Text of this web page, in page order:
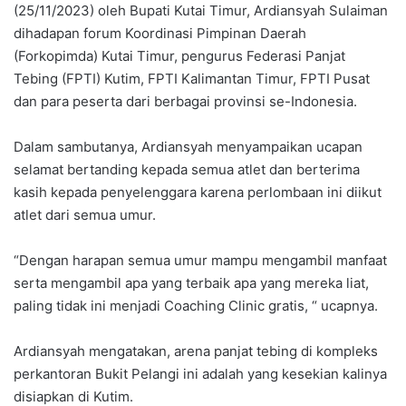
(25/11/2023) oleh Bupati Kutai Timur, Ardiansyah Sulaiman
dihadapan forum Koordinasi Pimpinan Daerah
(Forkopimda) Kutai Timur, pengurus Federasi Panjat
Tebing (FPTI) Kutim, FPTI Kalimantan Timur, FPTI Pusat
dan para peserta dari berbagai provinsi se-Indonesia.
Dalam sambutanya, Ardiansyah menyampaikan ucapan
selamat bertanding kepada semua atlet dan berterima
kasih kepada penyelenggara karena perlombaan ini diikut
atlet dari semua umur.
“Dengan harapan semua umur mampu mengambil manfaat
serta mengambil apa yang terbaik apa yang mereka liat,
paling tidak ini menjadi Coaching Clinic gratis, “ ucapnya.
Ardiansyah mengatakan, arena panjat tebing di kompleks
perkantoran Bukit Pelangi ini adalah yang kesekian kalinya
disiapkan di Kutim.